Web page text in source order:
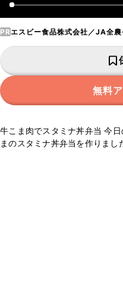
PRエスビー食品株式会社／JA全農
無料
牛こま肉でスタミナ丼弁当 今
まのスタミナ丼弁当を作りまし